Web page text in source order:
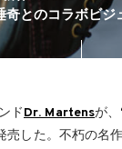
奇とのコラボビジ
ドDr. Martensが、
売した。不朽の名